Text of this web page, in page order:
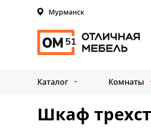
Мурманск
Каталог Комнаты
Шкаф